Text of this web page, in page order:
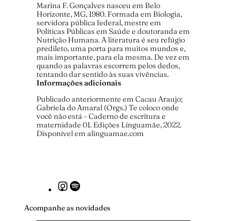
Marina F. Gonçalves nasceu em Belo
Horizonte, MG, 1980. Formada em Biologia,
servidora pública federal, mestre em
Políticas Públicas em Saúde e doutoranda em
Nutrição Humana. A literatura é seu refúgio
predileto, uma porta para muitos mundos e,
mais importante, para ela mesma. De vez em
quando as palavras escorrem pelos dedos,
tentando dar sentido às suas vivências.
Informações adicionais
Publicado anteriormente em Cacau Araujo;
Gabriela do Amaral (Orgs.) Te coloco onde
você não está – Caderno de escritura e
maternidade 01. Edições Línguamãe, 2022.
Disponível em alinguamae.com
Instagram
Acompanhe as novidades